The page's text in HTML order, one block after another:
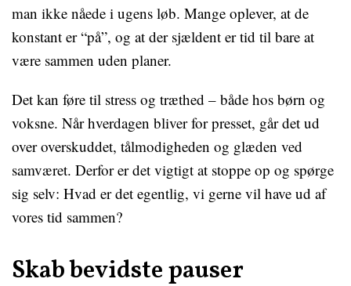
man ikke nåede i ugens løb. Mange oplever, at de
konstant er “på”, og at der sjældent er tid til bare at
være sammen uden planer.
Det kan føre til stress og træthed – både hos børn og
voksne. Når hverdagen bliver for presset, går det ud
over overskuddet, tålmodigheden og glæden ved
samværet. Derfor er det vigtigt at stoppe op og spørge
sig selv: Hvad er det egentlig, vi gerne vil have ud af
vores tid sammen?
Skab bevidste pauser